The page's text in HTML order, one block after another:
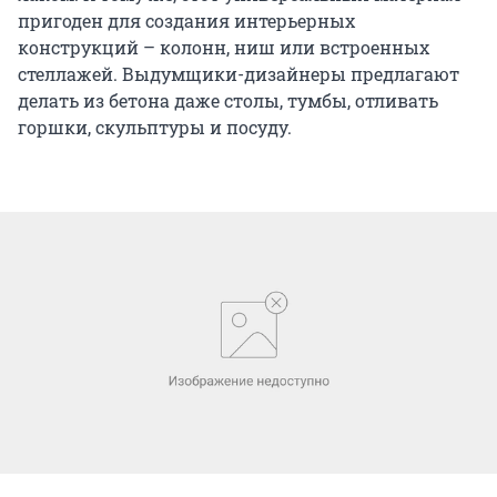
пригоден для создания интерьерных
конструкций – колонн, ниш или встроенных
стеллажей. Выдумщики-дизайнеры предлагают
делать из бетона даже столы, тумбы, отливать
горшки, скульптуры и посуду.